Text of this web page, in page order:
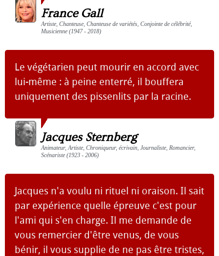
France Gall
Artiste, Chanteuse, Chanteuse de variétés, Conjointe de célébrité,
Musicienne (1947 - 2018)
Le végétarien peut mourir en accord avec
lui-même : à peine enterré, il bouffera
uniquement des pissenlits par la racine.
Jacques Sternberg
Animateur, Artiste, Chroniqueur, écrivain, Journaliste, Romancier,
Scénariste (1923 - 2006)
Jacques n'a voulu ni rituel ni oraison. Il sait
par expérience quelle épreuve c'est pour
l'ami qui s'en charge. Il me demande de
vous remercier d'être venus, de vous
bénir, il vous supplie de ne pas être tristes,